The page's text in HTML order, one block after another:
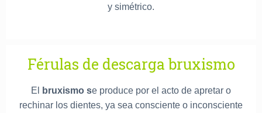
y simétrico.
Férulas de descarga bruxismo
El bruxismo se produce por el acto de apretar o
rechinar los dientes, ya sea consciente o inconsciente